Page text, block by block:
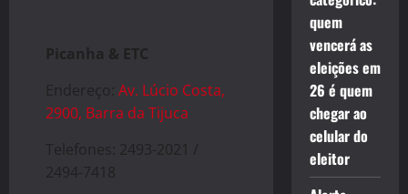
Picanha & ETC
Endereço: Av. Lúcio Costa,
2900, Barra da Tijuca
Telefones: 2493-2021 /
2494-7418
quem
vencerá as
eleições em
26 é quem
chegar ao
celular do
eleitor